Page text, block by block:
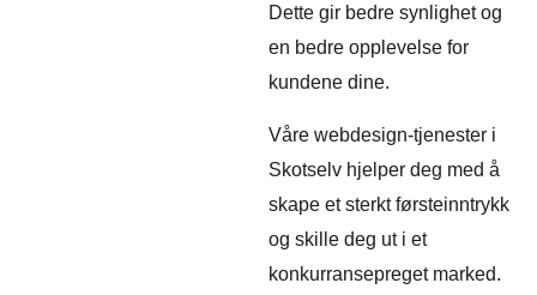
Dette gir bedre synlighet og
en bedre opplevelse for
kundene dine.
Våre webdesign-tjenester i
Skotselv hjelper deg med å
skape et sterkt førsteinntrykk
og skille deg ut i et
konkurransepreget marked.